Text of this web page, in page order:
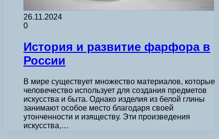
26.11.2024
0
История и развитие фарфора в
России
В мире существует множество материалов, которые
человечество использует для создания предметов
искусства и быта. Однако изделия из белой глины
занимают особое место благодаря своей
утонченности и изяществу. Эти произведения
искусства,…